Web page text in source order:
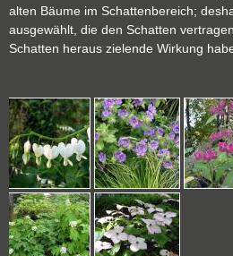
alten Bäume im Schattenbereich;
ausgewählt, die den Schatten
Schatten heraus zielende Wirkung